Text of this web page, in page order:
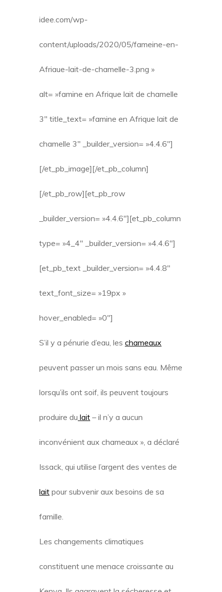
idee.com/wp-
content/uploads/2020/05/fameine-en-
Afriaue-lait-de-chamelle-3.png »
alt= »famine en Afrique lait de chamelle
3″ title_text= »famine en Afrique lait de
chamelle 3″ _builder_version= »4.4.6″]
[/et_pb_image][/et_pb_column]
[/et_pb_row][et_pb_row
_builder_version= »4.4.6″][et_pb_column
type= »4_4″ _builder_version= »4.4.6″]
[et_pb_text _builder_version= »4.4.8″
text_font_size= »19px »
hover_enabled= »0″]
S’il y a pénurie d’eau, les chameaux
peuvent passer un mois sans eau. Même
lorsqu’ils ont soif, ils peuvent toujours
produire du lait – il n’y a aucun
inconvénient aux chameaux », a déclaré
Issack, qui utilise l’argent des ventes de
lait pour subvenir aux besoins de sa
famille.
Les changements climatiques
constituent une menace croissante au